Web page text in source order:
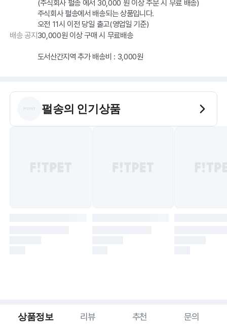
(주식회사 펄송 에서 30,000 원 이상 주문 시 무료 배송)
주식회사 펄송에서 배송되는 상품입니다.
오전 11시 이전 당일 출고(영업일 기준)
배송 공지30,000원 이상 구매 시 무료배송
펄송의 인기상품
상품정보 리뷰 추천 문의